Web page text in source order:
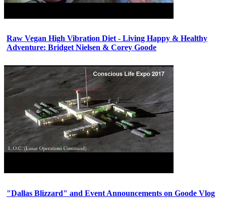
Raw Vegan High Vibration Diet - Living Happy & Healthy
Adventure: Bridget Nielsen & Corey Goode
"Dallas Blizzard" and Event Announcements on Goode Vlog